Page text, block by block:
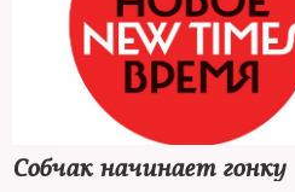
Собчак начинает гонку